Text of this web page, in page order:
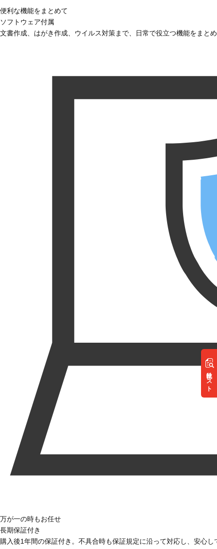
リスト
便利な機能をまとめて
ソフトウェア付属
文書作成、はがき作成、ウイルス対策まで、日常で役立つ機能をまと
万が一の時もお任せ
長期保証付き
購入後1年間の保証付き。不具合時も保証規定に沿って対応し、安心